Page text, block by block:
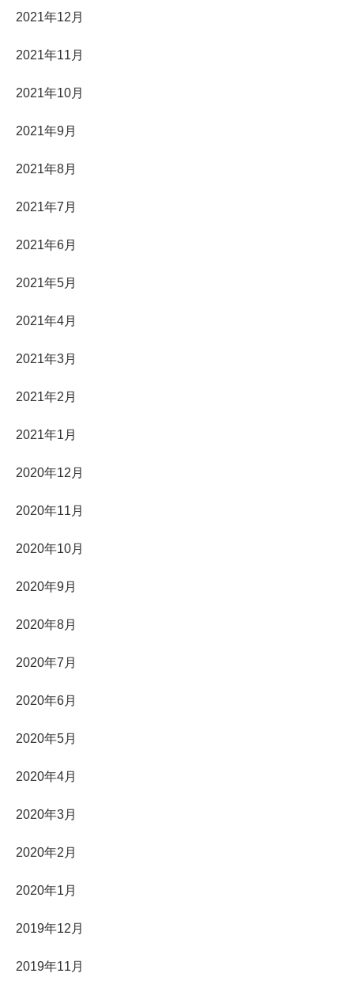
2021年12月
2021年11月
2021年10月
2021年9月
2021年8月
2021年7月
2021年6月
2021年5月
2021年4月
2021年3月
2021年2月
2021年1月
2020年12月
2020年11月
2020年10月
2020年9月
2020年8月
2020年7月
2020年6月
2020年5月
2020年4月
2020年3月
2020年2月
2020年1月
2019年12月
2019年11月